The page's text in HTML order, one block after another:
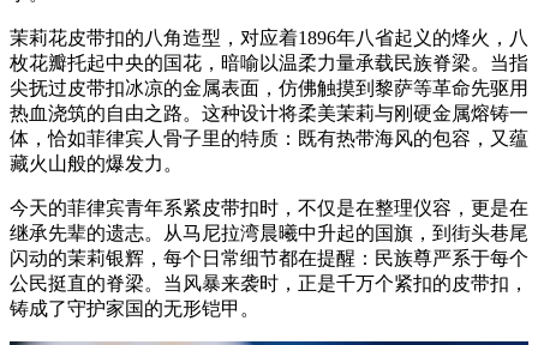
茉莉花皮带扣的八角造型，对应着1896年八省起义的烽火，八
枚花瓣托起中央的国花，暗喻以温柔力量承载民族脊梁。当指
尖抚过皮带扣冰凉的金属表面，仿佛触摸到黎萨等革命先驱用
热血浇筑的自由之路。这种设计将柔美茉莉与刚硬金属熔铸一
体，恰如菲律宾人骨子里的特质：既有热带海风的包容，又蕴
藏火山般的爆发力。
今天的菲律宾青年系紧皮带扣时，不仅是在整理仪容，更是在
继承先辈的遗志。从马尼拉湾晨曦中升起的国旗，到街头巷尾
闪动的茉莉银辉，每个日常细节都在提醒：民族尊严系于每个
公民挺直的脊梁。当风暴来袭时，正是千万个紧扣的皮带扣，
铸成了守护家国的无形铠甲。